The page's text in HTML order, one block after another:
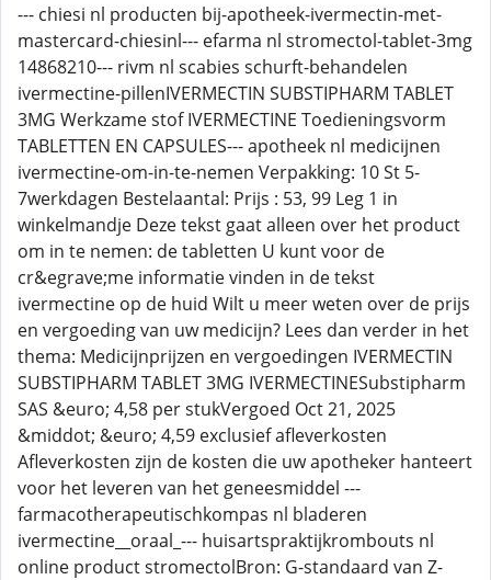
--- chiesi nl producten bij-apotheek-ivermectin-met-
mastercard-chiesinl--- efarma nl stromectol-tablet-3mg
14868210--- rivm nl scabies schurft-behandelen
ivermectine-pillenIVERMECTIN SUBSTIPHARM TABLET
3MG Werkzame stof IVERMECTINE Toedieningsvorm
TABLETTEN EN CAPSULES--- apotheek nl medicijnen
ivermectine-om-in-te-nemen Verpakking: 10 St 5-
7werkdagen Bestelaantal: Prijs : 53, 99 Leg 1 in
winkelmandje Deze tekst gaat alleen over het product
om in te nemen: de tabletten U kunt voor de
cr&egrave;me informatie vinden in de tekst
ivermectine op de huid Wilt u meer weten over de prijs
en vergoeding van uw medicijn? Lees dan verder in het
thema: Medicijnprijzen en vergoedingen IVERMECTIN
SUBSTIPHARM TABLET 3MG IVERMECTINESubstipharm
SAS &euro; 4,58 per stukVergoed Oct 21, 2025
&middot; &euro; 4,59 exclusief afleverkosten
Afleverkosten zijn de kosten die uw apotheker hanteert
voor het leveren van het geneesmiddel ---
farmacotherapeutischkompas nl bladeren
ivermectine__oraal_--- huisartspraktijkrombouts nl
online product stromectolBron: G-standaard van Z-